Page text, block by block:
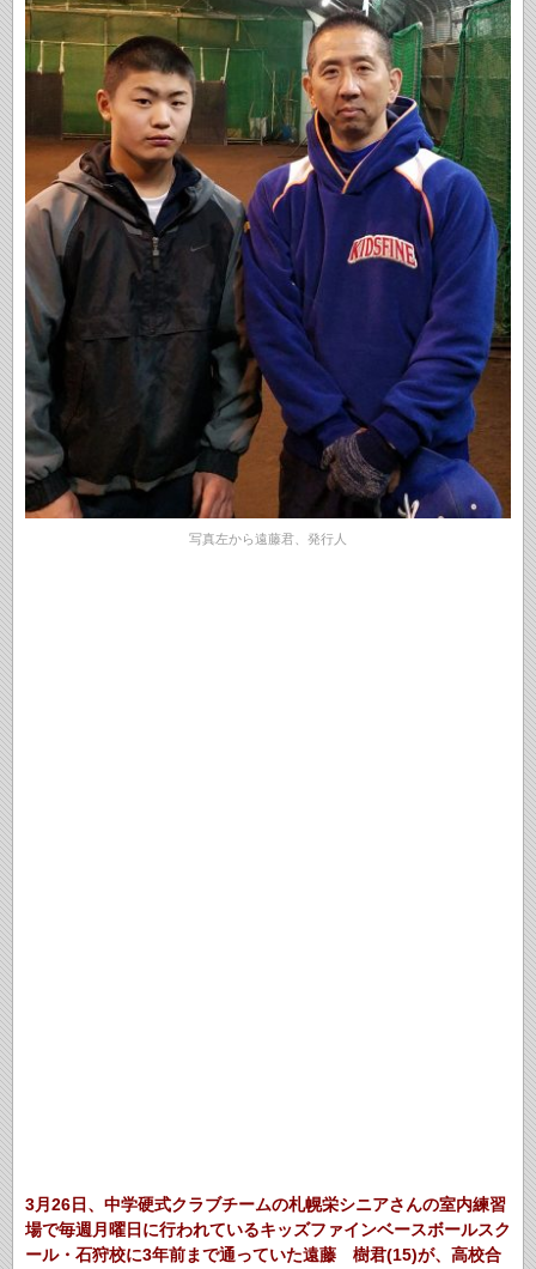
写真左から遠藤君、発行人
3月26日、中学硬式クラブチームの札幌栄シニアさんの室内練習
場で毎週月曜日に行われているキッズファインベースボールスク
ール・石狩校に3年前まで通っていた遠藤 樹君(15)が、高校合